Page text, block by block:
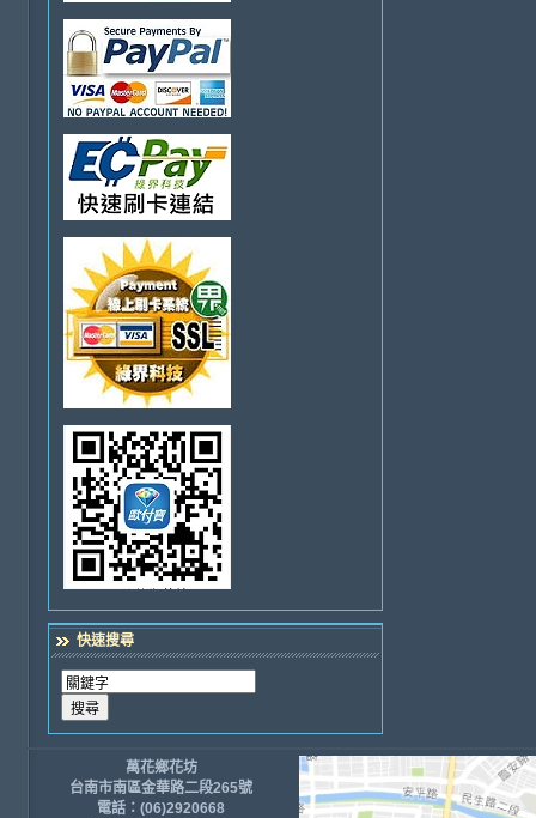
快速搜尋
萬花鄉花坊
台南市南區金華路二段265號
電話：(06)2920668